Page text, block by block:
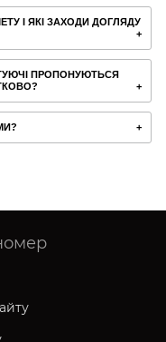
І ЯКІ ЗАХОДИ ДОГЛЯДУ
ПРОПОНУЮТЬСЯ